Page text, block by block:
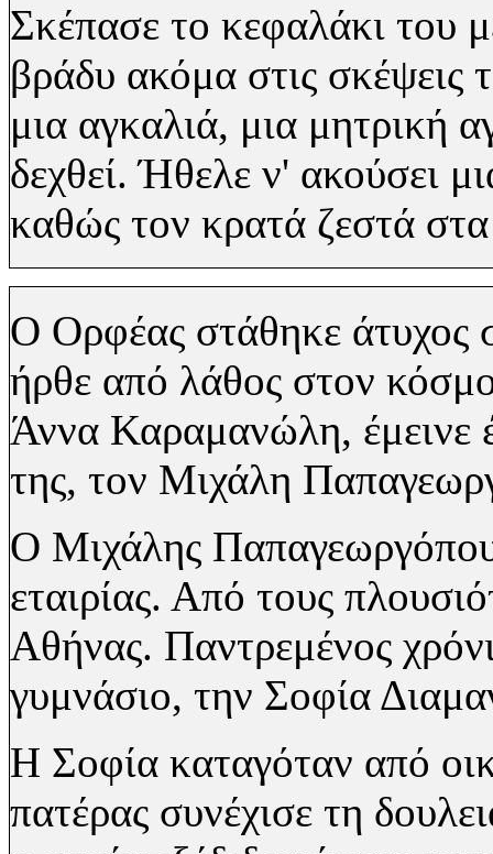
Σκέπασε το κεφαλάκι του
βράδυ ακόμα στις σκέψεις
μια αγκαλιά, μια μητρική
δεχθεί. Ήθελε ν' ακούσει
καθώς τον κρατά ζεστά
Ο Ορφέας στάθηκε άτυχος
ήρθε από λάθος στον
Άννα Καραμανώλη, έμεινε
της, τον Μιχάλη
Ο Μιχάλης
εταιρίας. Από τους
Αθήνας. Παντρεμένος
γυμνάσιο, την Σοφία
Η Σοφία καταγόταν από
πατέρας συνέχισε τη